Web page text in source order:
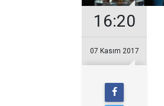
16:20
07 Kasım 2017